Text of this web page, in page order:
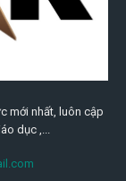
mới nhất, luôn cập
dục ,...